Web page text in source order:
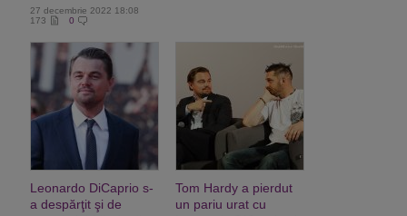
27 decembrie 2022 18:08
173
0
Leonardo DiCaprio s-
a despărţit şi de
Tom Hardy a pierdut
un pariu urat cu